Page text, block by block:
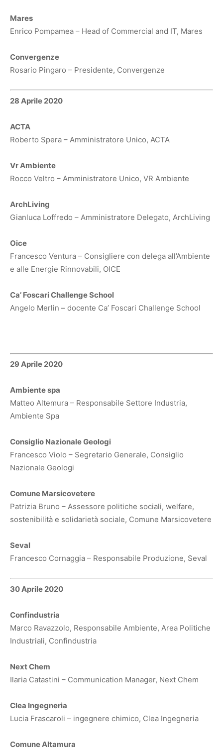
Mares
Enrico Pompamea – Head of Commercial and IT, Mares
Convergenze
Rosario Pingaro – Presidente, Convergenze
28 Aprile 2020
ACTA
Roberto Spera – Amministratore Unico, ACTA
Vr Ambiente
Rocco Veltro – Amministratore Unico, VR Ambiente
ArchLiving
Gianluca Loffredo – Amministratore Delegato, ArchLiving
Oice
Francesco Ventura – Consigliere con delega all’Ambiente
e alle Energie Rinnovabili, OICE
Ca’ Foscari Challenge School
Angelo Merlin – docente Ca’ Foscari Challenge School
29 Aprile 2020
Ambiente spa
Matteo Altemura – Responsabile Settore Industria,
Ambiente Spa
Consiglio Nazionale Geologi
Francesco Violo – Segretario Generale, Consiglio
Nazionale Geologi
Comune Marsicovetere
Patrizia Bruno – Assessore politiche sociali, welfare,
sostenibilità e solidarietà sociale, Comune Marsicovetere
Seval
Francesco Cornaggia – Responsabile Produzione, Seval
30 Aprile 2020
Confindustria
Marco Ravazzolo, Responsabile Ambiente, Area Politiche
Industriali, Confindustria
Next Chem
Ilaria Catastini – Communication Manager, Next Chem
Clea Ingegneria
Lucia Frascaroli – ingegnere chimico, Clea Ingegneria
Comune Altamura